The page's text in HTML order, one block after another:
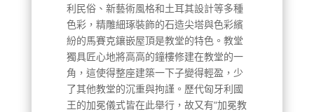
利民俗、新藝術風格和土耳其設計等多種
色彩，精雕細琢裝飾的石造尖塔與色彩繽
紛的馬賽克鑲嵌屋頂是教堂的特色。教堂
獨具匠心地將高高的鐘樓修建在教堂的一
角，這使得整座建築一下子變得輕盈，少
了其他教堂的沉重與拘謹。歷代匈牙利國
王的加冕儀式皆在此舉行，故又有“加冕教